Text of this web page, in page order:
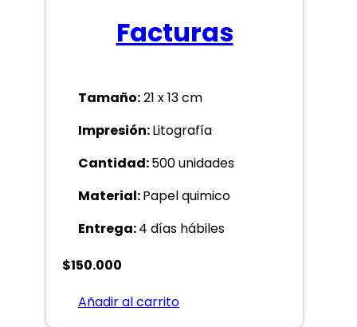
Facturas
Tamaño:21 x 13 cm
Impresión:Litografía
Cantidad:500 unidades
Material:Papel quimico
Entrega:4 días hábiles
$150.000
Añadir al carrito